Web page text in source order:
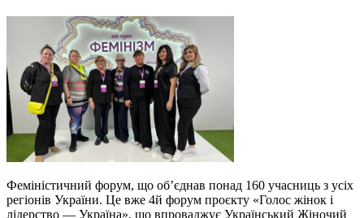
Феміністичний форум, що об’єднав понад 160 учасниць з усіх
регіонів України. Це вже 4й форум проєкту «Голос жінок і
лідерство — Україна», що впроваджує Український Жіночий